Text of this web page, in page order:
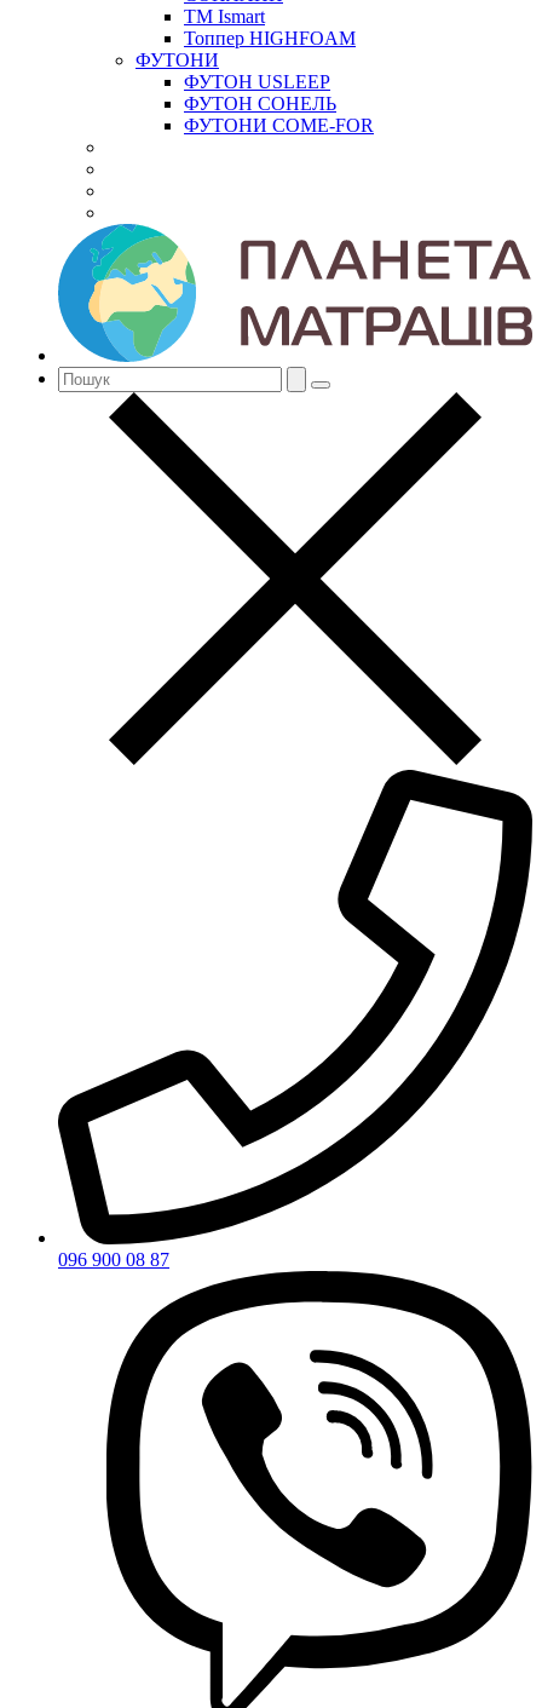
ТМ Ismart
Топпер HIGHFOAM
ФУТОНИ
ФУТОН USLEEP
ФУТОН СОНЕЛЬ
ФУТОНИ COME-FOR
096 900 08 87